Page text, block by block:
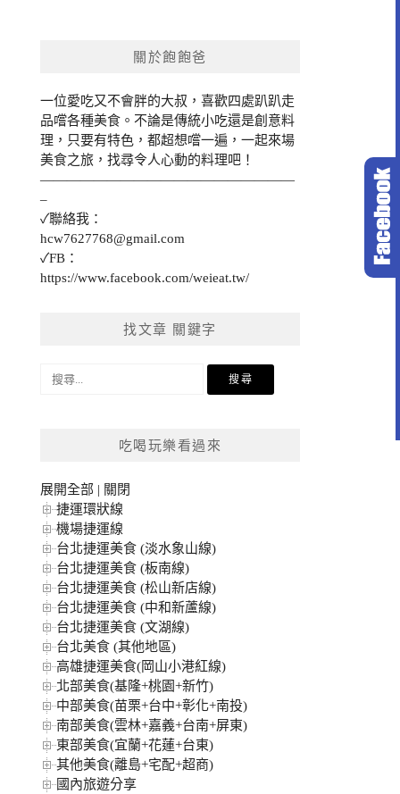
關於飽飽爸
一位愛吃又不會胖的大叔，喜歡四處趴趴走
品嚐各種美食。不論是傳統小吃還是創意料
理，只要有特色，都超想嚐一遍，一起來場
美食之旅，找尋令人心動的料理吧！
———————————————————
–
✓聯絡我：
hcw7627768@gmail.com
✓FB：
https://www.facebook.com/weieat.tw/
找文章 關鍵字
搜
吃喝玩樂看過來
展開全部 | 關閉
捷運環狀線
機場捷運線
台北捷運美食 (淡水象山線)
台北捷運美食 (板南線)
台北捷運美食 (松山新店線)
台北捷運美食 (中和新蘆線)
台北捷運美食 (文湖線)
台北美食 (其他地區)
高雄捷運美食(岡山小港紅線)
北部美食(基隆+桃園+新竹)
中部美食(苗栗+台中+彰化+南投)
南部美食(雲林+嘉義+台南+屏東)
東部美食(宜蘭+花蓮+台東)
其他美食(離島+宅配+超商)
國內旅遊分享